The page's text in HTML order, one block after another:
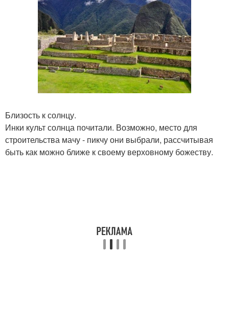
Близость к солнцу.
Инки культ солнца почитали. Возможно, место для
строительства мачу - пикчу они выбрали, рассчитывая
быть как можно ближе к своему верховному божеству.